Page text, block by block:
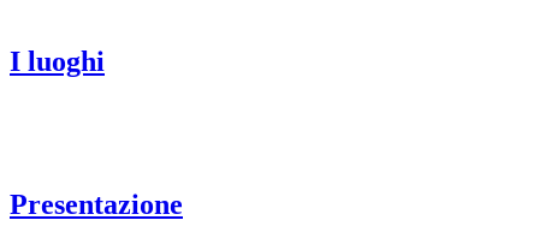
I luoghi
Presentazione